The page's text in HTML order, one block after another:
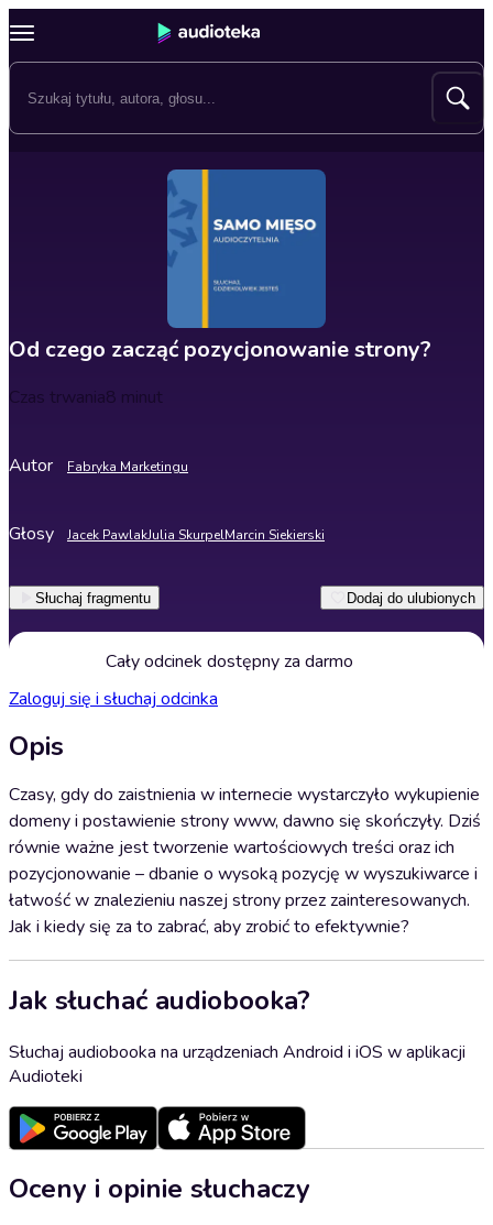
Od czego zacząć pozycjonowanie strony?
Czas trwania8 minut
Autor Fabryka Marketingu
Głosy Jacek PawlakJulia SkurpelMarcin Siekierski
Słuchaj fragmentu Dodaj do ulubionych
Cały odcinek dostępny za darmo
Zaloguj się i słuchaj odcinka
Opis
Czasy, gdy do zaistnienia w internecie wystarczyło wykupienie
domeny i postawienie strony www, dawno się skończyły. Dziś
równie ważne jest tworzenie wartościowych treści oraz ich
pozycjonowanie – dbanie o wysoką pozycję w wyszukiwarce i
łatwość w znalezieniu naszej strony przez zainteresowanych.
Jak i kiedy się za to zabrać, aby zrobić to efektywnie?
Jak słuchać audiobooka?
Słuchaj audiobooka na urządzeniach Android i iOS w aplikacji
Audioteki
Oceny i opinie słuchaczy